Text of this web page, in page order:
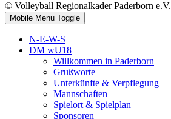
© Volleyball Regionalkader Paderborn e.V.
Mobile Menu Toggle
N-E-W-S
DM wU18
Willkommen in Paderborn
Grußworte
Unterkünfte & Verpflegung
Mannschaften
Spielort & Spielplan
Sponsoren